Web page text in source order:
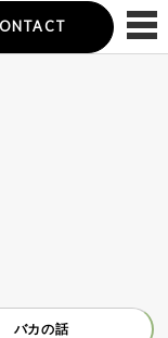
バカの話